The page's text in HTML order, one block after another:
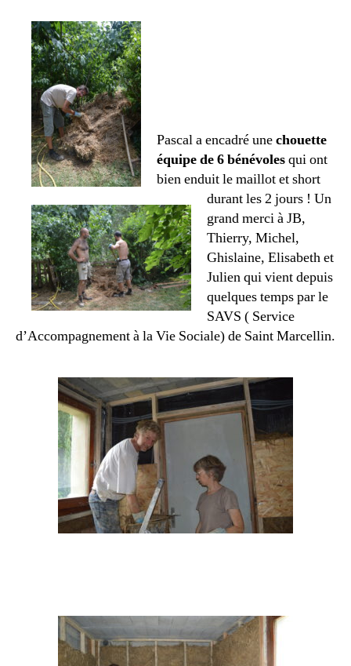
Pascal a encadré unechouette
équipe de 6 bénévolesqui ont
bien enduit le maillot et short
durant les 2 jours ! Un
grand merci à JB,
Thierry, Michel,
Ghislaine, Elisabeth et
Julien qui vient depuis
quelques temps par le
SAVS ( Service
d’Accompagnement à la Vie Sociale) de Saint Marcellin.